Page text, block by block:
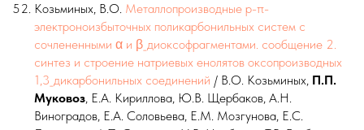
Козьминых, В.О. Металлопроизводные p-π-
электроноизбыточных поликарбонильных систем с
сочлененными α и β_диоксофрагментами. сообщение 2.
синтез и строение натриевых енолятов оксопроизводных
1,3_дикарбонильных соединений / В.О. Козьминых, П.П.
Муковоз, Е.А. Кириллова, Ю.В. Щербаков, А.Н.
Виноградов, Е.А. Соловьева, Е.М. Мозгунова, Е.С.